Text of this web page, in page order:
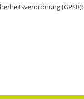
(GPSR):